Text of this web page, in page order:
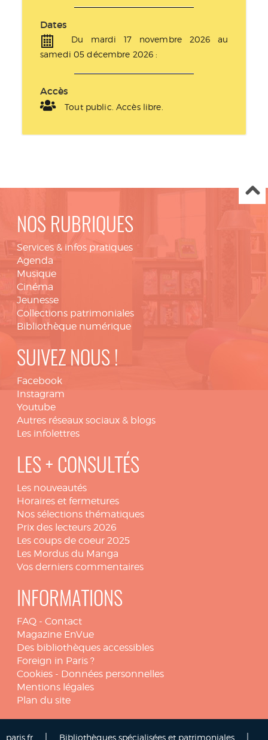
Dates
Du mardi 17 novembre 2026 au
samedi 05 décembre 2026 :
Accès
Tout public. Accès libre.
NOS RUBRIQUES
Services & infos pratiques
Agenda
Musique
Cinéma
Jeunesse
Collections patrimoniales
Bibliothèque numérique
SUIVEZ NOUS !
Facebook
Instagram
Youtube
Autres réseaux sociaux & blogs
Les infolettres
LES + CONSULTÉS
Les nouveautés
Horaires et fermetures
Nos sélections thématiques
Prix des lecteurs 2026
Les coups de coeur 2025
Les Mordus du Manga
Vos derniers commentaires
INFORMATIONS
FAQ - Contact
Magazine EnVue
Des bibliothèques accessibles
Foreign in Paris ?
Cookies - Données personnelles
Mentions légales
Plan du site
paris.fr Bibliothèques spécialisées et patrimoniales